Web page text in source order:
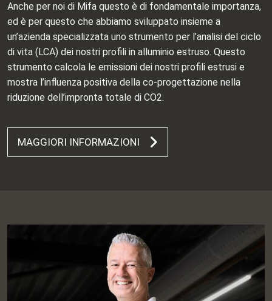
Anche per noi di Mifa questo è di fondamentale importanza,
ed è per questo che abbiamo sviluppato insieme a
un’azienda specializzata uno strumento per l’analisi del ciclo
di vita (LCA) dei nostri profili in alluminio estruso. Questo
strumento calcola le emissioni dei nostri profili estrusi e
mostra l’influenza positiva della co-progettazione nella
riduzione dell’impronta totale di CO2.
MAGGIORI INFORMAZIONI